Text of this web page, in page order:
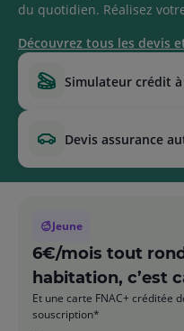
du quotidien. Réalisez
Découvrez tous les devis
simulateur crédit
devis assurance
Jeune
6€/mois tout
habitation, c’est
Et une carte FNAC+ créditée
souscription*